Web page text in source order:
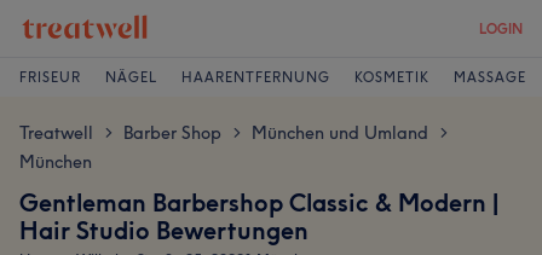
LOGIN
FRISEUR NÄGEL HAARENTFERNUNG KOSMETIK MASSAGE
Treatwell > Barber Shop > München und Umland >
München
Gentleman Barbershop Classic & Modern |
Hair Studio Bewertungen